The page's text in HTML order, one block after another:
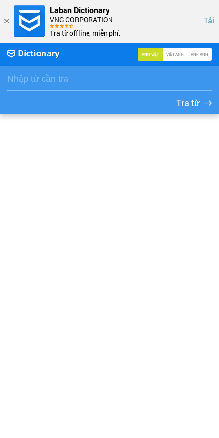
Laban Dictionary
VNG CORPORATION
Tra từ offline, miễn phí.
Tải
ANH VIỆT VIỆT ANH ANH ANH
Tra từ